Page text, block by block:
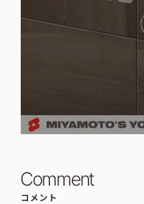
Comment
コメント